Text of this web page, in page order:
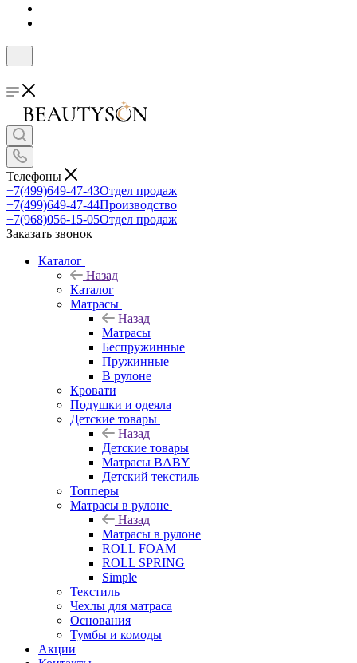
Телефоны
+7(499)649-47-43Отдел продаж
+7(499)649-47-44Производство
+7(968)056-15-05Отдел продаж
Заказать звонок
Каталог
Назад
Каталог
Матрасы
Назад
Матрасы
Беспружинные
Пружинные
В рулоне
Кровати
Подушки и одеяла
Детские товары
Назад
Детские товары
Матрасы BABY
Детский текстиль
Топперы
Матрасы в рулоне
Назад
Матрасы в рулоне
ROLL FOAM
ROLL SPRING
Simple
Текстиль
Чехлы для матраса
Основания
Тумбы и комоды
Акции